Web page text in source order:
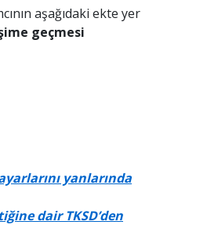
aşağıdaki ekte yer
geçmesi
yanlarında
dair TKSD’den